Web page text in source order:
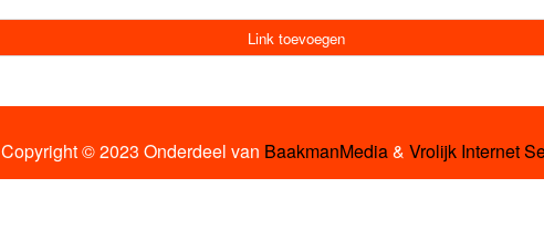
Link toevoegen
Copyright © 2023 Onderdeel van BaakmanMedia& Vrolijk Internet